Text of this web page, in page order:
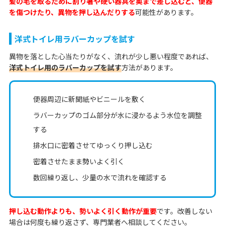
を傷つけたり、異物を押し込んだりする可能性があります。
洋式トイレ用ラバーカップを試す
異物を落とした心当たりがなく、流れが少し悪い程度であれば、
洋式トイレ用のラバーカップを試す方法があります。
便器周辺に新聞紙やビニールを敷く
ラバーカップのゴム部分が水に浸かるよう水位を調整
する
排水口に密着させてゆっくり押し込む
密着させたまま勢いよく引く
数回繰り返し、少量の水で流れを確認する
押し込む動作よりも、勢いよく引く動作が重要です。改善しない
場合は何度も繰り返さず、専門業者へ相談してください。